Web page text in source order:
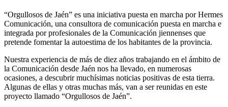
“Orgullosos de Jaén” es una iniciativa puesta en marcha por Hermes
Comunicación, una consultora de comunicación puesta en marcha e
integrada por profesionales de la Comunicación jiennenses que
pretende fomentar la autoestima de los habitantes de la provincia.
Nuestra experiencia de más de diez años trabajando en el ámbito de
la Comunicación desde Jaén nos ha llevado, en numerosas
ocasiones, a descubrir muchísimas noticias positivas de esta tierra.
Algunas de ellas y otras muchas más, van a ser reunidas en este
proyecto llamado “Orgullosos de Jaén”.